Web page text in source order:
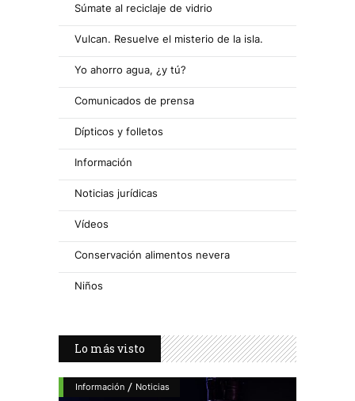
Súmate al reciclaje de vidrio
Vulcan. Resuelve el misterio de la isla.
Yo ahorro agua, ¿y tú?
Comunicados de prensa
Dípticos y folletos
Información
Noticias jurídicas
Vídeos
Conservación alimentos nevera
Niños
Lo más visto
Información / Noticias